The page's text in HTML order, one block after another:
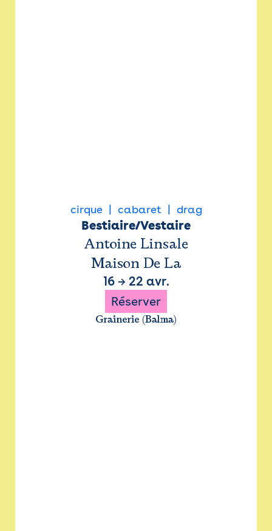
cirque cabaret drag
Bestiaire/Vestaire
Antoine Linsale
Maison De La
16→ 22 avr.
Réserver
Grainerie (Balma)